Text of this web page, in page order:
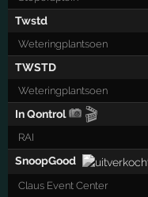
Twstd
Weteringplantsoen
TWSTD
Weteringplantsoen
In Qontrol 🎬
RAI
SnoopGood
Claus Event Center